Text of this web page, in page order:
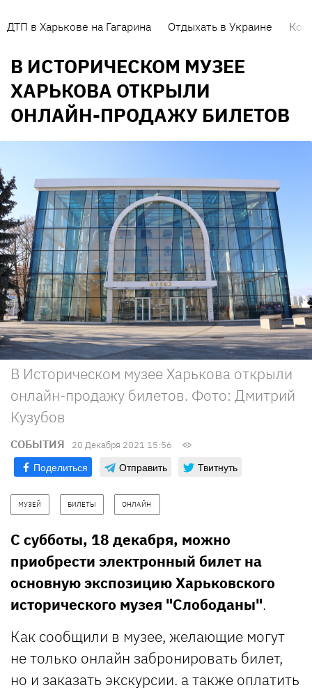
ДТП в Харькове на Гагарина Отдыхать в Украине
В ИСТОРИЧЕСКОМ МУЗЕЕ
ХАРЬКОВА ОТКРЫЛИ
ОНЛАЙН-ПРОДАЖУ БИЛЕТОВ
В Историческом музее Харькова открыли
онлайн-продажу билетов. Фото: Дмитрий
Кузубов
СОБЫТИЯ 20 Декабря 2021 15:56
Поделиться Отправить Твитнуть
МУЗЕЙ БИЛЕТЫ ОНЛАЙН
С субботы, 18 декабря, можно
приобрести электронный билет на
основную экспозицию Харьковского
исторического музея "Слободаны".
Как сообщили в музее, желающие могут
не только онлайн забронировать билет,
но и заказать экскурсии. а также оплатить